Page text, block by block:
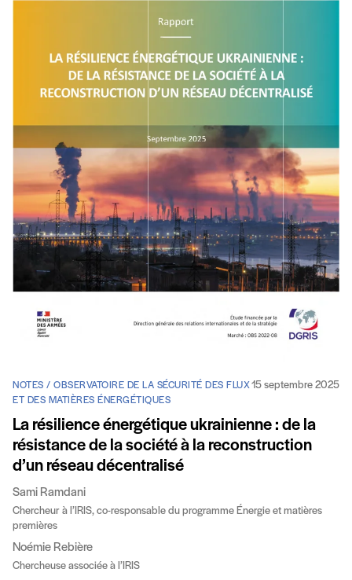
NOTES / OBSERVATOIRE DE LA SÉCURITÉ DES FLUX
ET DES MATIÈRES ÉNERGÉTIQUES
15 septembre 2025
La résilience énergétique ukrainienne : de la
résistance de la société à la reconstruction
d’un réseau décentralisé
Sami Ramdani
Chercheur à l’IRIS, co-responsable du programme Énergie et matières
premières
Noémie Rebière
Chercheuse associée à l’IRIS